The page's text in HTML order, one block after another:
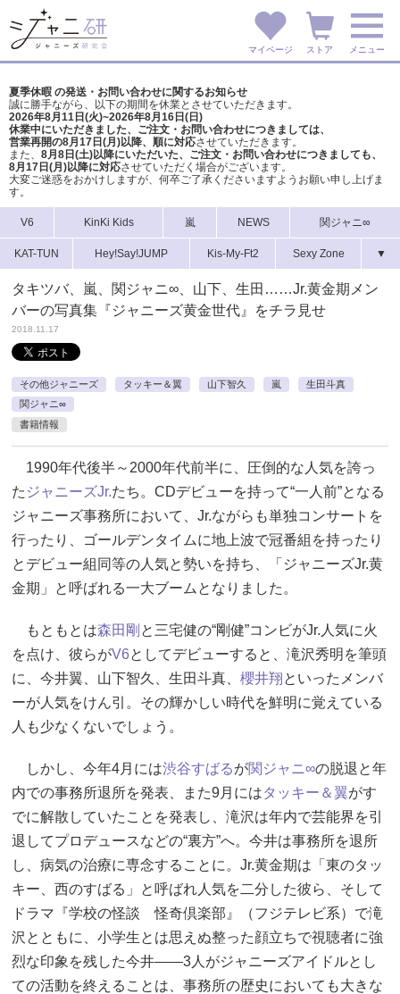
マイページ ストア メニュー
夏季休暇 の発送・お問い合わせに関するお知らせ
誠に勝手ながら、以下の期間を休業とさせていただきます。
2026年8月11日(火)~2026年8月16日(日)
休業中にいただきました、ご注文・お問い合わせにつきましては、
営業再開の8月17日(月)以降、順に対応させていただきます。
また、 8月8日(土)以降にいただいた、ご注文・ お問い合わせにつきましても、
8月17日(月)以降に対応させていただく場合がございます。
大変ご迷惑をおかけしますが、 何卒ご了承くださいますようお願い申し上げま
す。
V6 KinKi Kids 嵐 NEWS 関ジャニ∞
KAT-TUN Hey!Say!JUMP Kis-My-Ft2 Sexy Zone ▼
タキツバ、嵐、関ジャニ∞、山下、生田……Jr.黄金期メン
バーの写真集『ジャニーズ黄金世代』をチラ見せ
2018.11.17
その他ジャニーズ タッキー＆翼 山下智久 嵐
生田斗真
関ジャニ∞
書籍情報
1990年代後半～2000年代前半に、圧倒的な人気を誇っ
た ジャニーズJr.たち。CDデビューを持って“一人前”となる
ジャニーズ事務所において、Jr.ながらも単独コンサートを
行ったり、ゴールデンタイムに地上波で冠番組を持ったり
とデビュー組同等の人気と勢いを持ち、「ジャニーズJr.黄
金期」と呼ばれる一大ブームとなりました。
もともとは森田剛 と三宅健の“剛健”コンビがJr.人気に火
を点け、彼らがV6としてデビューすると、滝沢秀明を筆頭
に、今井翼、山下智久、生田斗真、 櫻井翔といったメンバ
ーが人気をけん引。その輝かしい時代を鮮明に覚えている
人も少なくないでしょう。
しかし、今年4月には渋谷すばるが関ジャニ∞の脱退と年
内での事務所退所を発表、また9月にはタッキー＆翼がす
でに解散していたことを発表し、滝沢は年内で芸能界を引
退してプロデュースなどの“裏方”へ。今井は事務所を退所
し、病気の治療に専念することに。Jr.黄金期は「東のタッ
キー、西のすばる」と呼ばれ人気を二分した彼ら、そして
ドラマ『学校の怪談 怪奇倶楽部』（フジテレビ系）で滝
沢とともに、小学生とは思えぬ整った顔立ちで視聴者に強
烈な印象を残した今井――3人がジャニーズアイドルとし
ての活動を終えることは、事務所の歴史においても大きな